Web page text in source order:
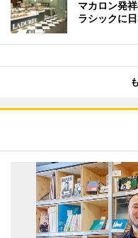
マカロン発
ラシックに